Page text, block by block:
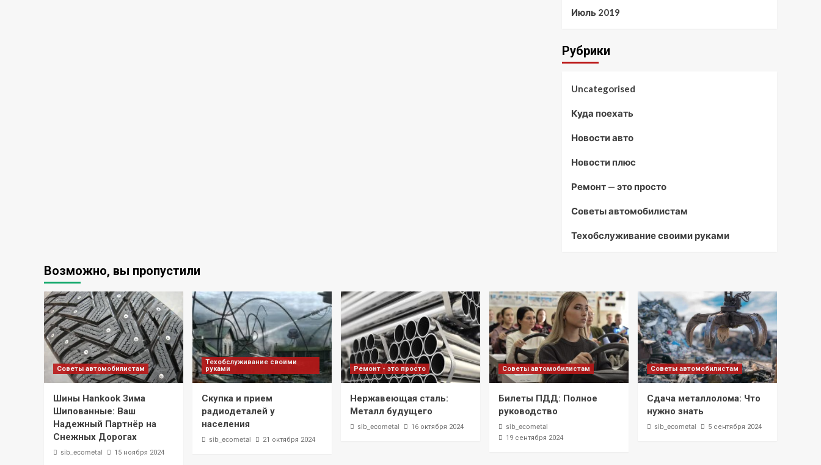
Июль 2019
Рубрики
Uncategorised
Куда поехать
Новости авто
Новости плюс
Ремонт — это просто
Советы автомобилистам
Техобслуживание своими руками
Возможно, вы пропустили
Советы автомобилистам
Шины Hankook Зима
Шипованные: Ваш
Надежный Партнёр на
Снежных Дорогах
sib_ecometal 15 ноября 2024
Техобслуживание своими
руками
Скупка и прием
радиодеталей у
населения
sib_ecometal 21 октября 2024
Ремонт - это просто
Нержавеющая сталь:
Металл будущего
sib_ecometal 16 октября 2024
Советы автомобилистам
Билеты ПДД: Полное
руководство
sib_ecometal
19 сентября 2024
Советы автомобилистам
Сдача металлолома: Что
нужно знать
sib_ecometal 5 сентября 2024